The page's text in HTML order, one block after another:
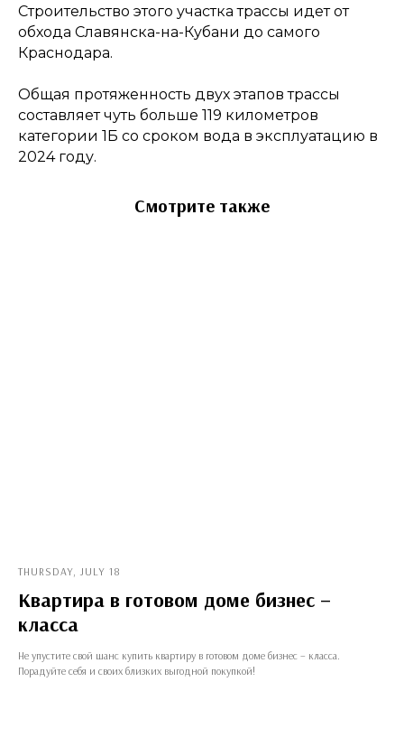
Строительство этого участка трассы идет от
обхода Славянска-на-Кубани до самого
Краснодара.
Общая протяженность двух этапов трассы
составляет чуть больше 119 километров
категории 1Б со сроком вода в эксплуатацию в
2024 году.
Смотрите также
THURSDAY, JULY 18
Квартира в готовом доме бизнес –
класса
Не упустите свой шанс купить квартиру в готовом доме бизнес – класса.
Порадуйте себя и своих близких выгодной покупкой!